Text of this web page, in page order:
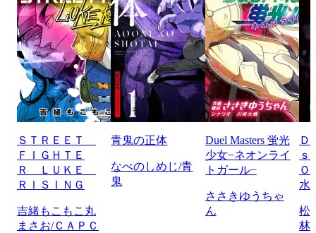
ＳＴＲＥＥＴ
ＦＩＧＨＴＥ
Ｒ ＬＵＫＥ
ＲＩＳＩＮＧ
吉緒もこもこ丸
まさお/ＣＡＰＣ
青鬼の正体
なべのしめじ/青
鬼
Duel Masters 蛍光
少女−ネオンライ
トガール−
ささきゆうちゃ
ん
Ｄ
Ｏ
水
松
林